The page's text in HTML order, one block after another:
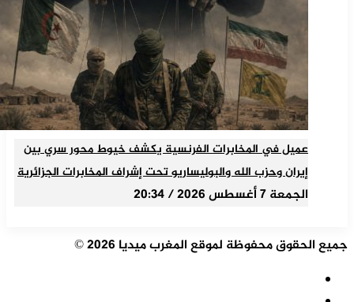
عميل في المخابرات الفرنسية يكشف خيوط محور سري بين
إيران وحزب الله والبوليساريو تحت إشراف المخابرات الجزائرية
الجمعة 7 أغسطس 2026 / 20:34
جميع الحقوق محفوظة لموقع المغرب ميديا 2026 ©